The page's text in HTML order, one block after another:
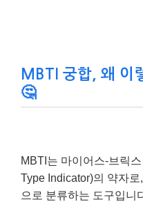
MBTI 궁합, 왜 이
🤔
MBTI는 마이어스-브릭
Type Indicator)의 약자
으로 분류하는 도구입니